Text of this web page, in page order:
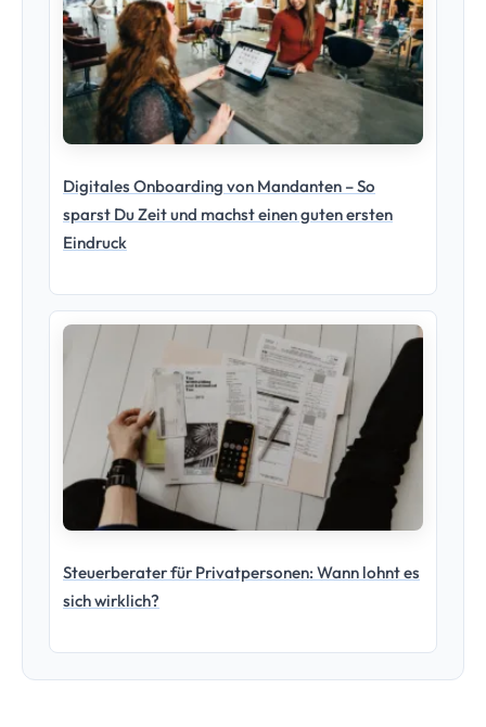
Digitales Onboarding von Mandanten – So
sparst Du Zeit und machst einen guten ersten
Eindruck
Steuerberater für Privatpersonen: Wann lohnt es
sich wirklich?